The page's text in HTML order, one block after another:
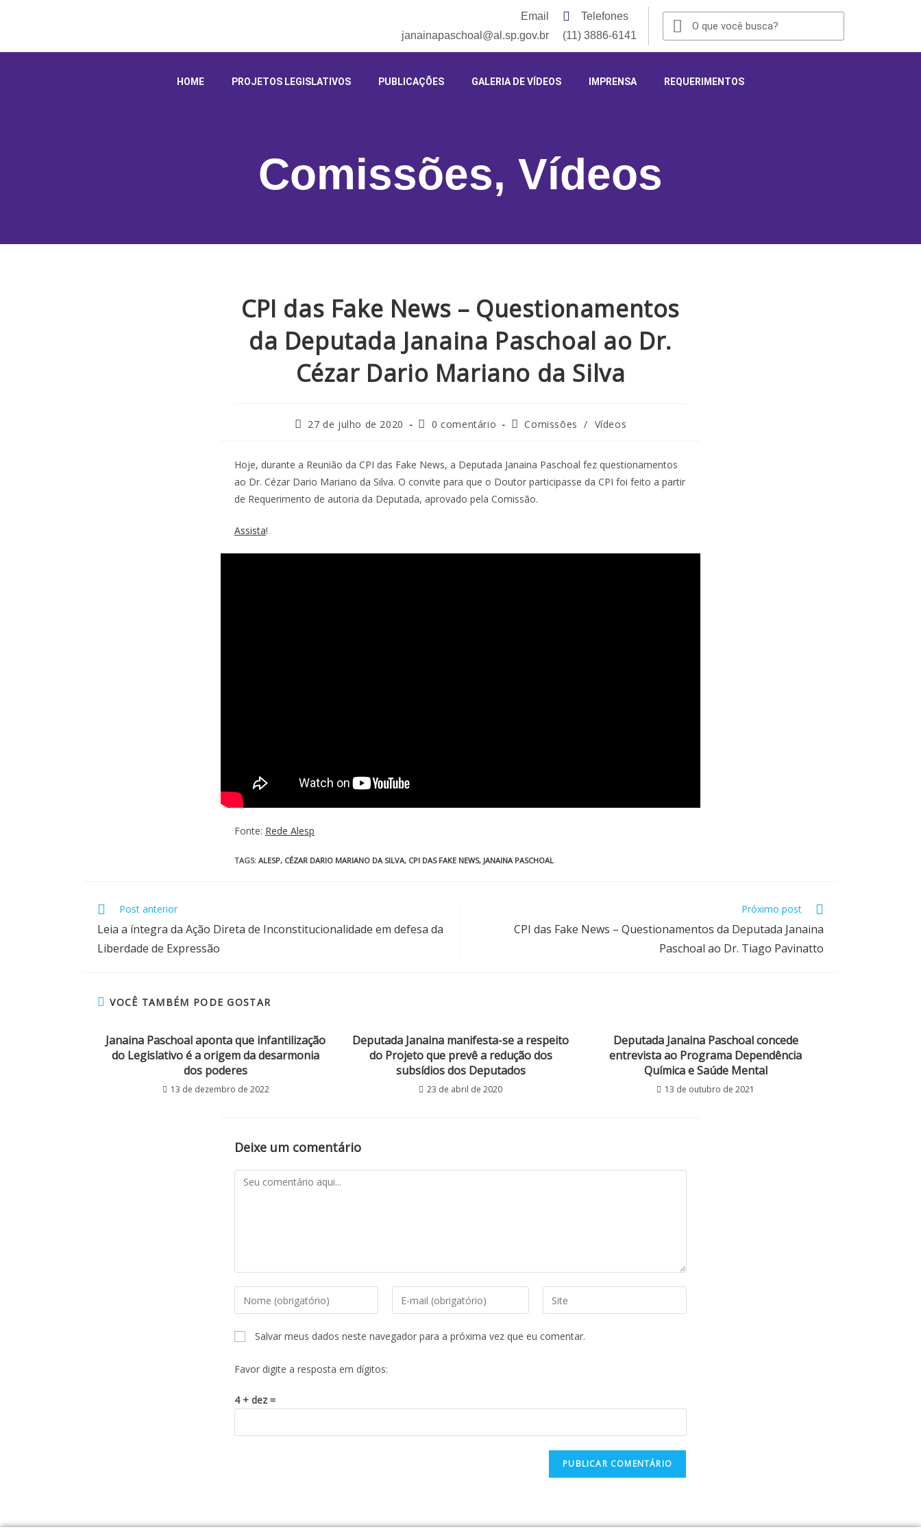
Email
janainapaschoal@al.sp.gov.br
Telefones
(11) 3886-6141
HOME PROJETOS LEGISLATIVOS PUBLICAÇÕES GALERIA DE VÍDEOS IMPRENSA REQUERIMENTOS
Comissões, Vídeos
CPI das Fake News – Questionamentos
da Deputada Janaina Paschoal ao Dr.
Cézar Dario Mariano da Silva
27 de julho de 2020 0 comentário Comissões / Vídeos
Hoje, durante a Reunião da CPI das Fake News, a Deputada Janaina Paschoal fez questionamentos
ao Dr. Cézar Dario Mariano da Silva. O convite para que o Doutor participasse da CPI foi feito a partir
de Requerimento de autoria da Deputada, aprovado pela Comissão.
Assista!
Fonte: Rede Alesp
TAGS: ALESP, CÉZAR DARIO MARIANO DA SILVA, CPI DAS FAKE NEWS, JANAINA PASCHOAL
Post anterior
Leia a íntegra da Ação Direta de Inconstitucionalidade em defesa da
Liberdade de Expressão
Próximo post
CPI das Fake News – Questionamentos da Deputada Janaina
Paschoal ao Dr. Tiago Pavinatto
VOCÊ TAMBÉM PODE GOSTAR
Janaina Paschoal aponta que infantilização
do Legislativo é a origem da desarmonia
dos poderes
13 de dezembro de 2022
Deputada Janaina manifesta-se a respeito
do Projeto que prevê a redução dos
subsídios dos Deputados
23 de abril de 2020
Deputada Janaina Paschoal concede
entrevista ao Programa Dependência
Química e Saúde Mental
13 de outubro de 2021
Deixe um comentário
Salvar meus dados neste navegador para a próxima vez que eu comentar.
Favor digite a resposta em dígitos:
4 + dez =